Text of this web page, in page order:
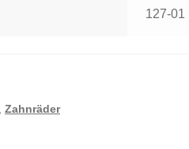
127-01
,Zahnräder